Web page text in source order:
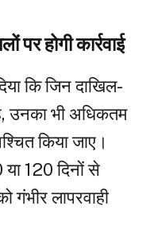
पर होगी कार्रवाई
कि जिन दाखिल-
उनका भी अधिकतम
किया जाए।
या 120 दिनों से
लापरवाही